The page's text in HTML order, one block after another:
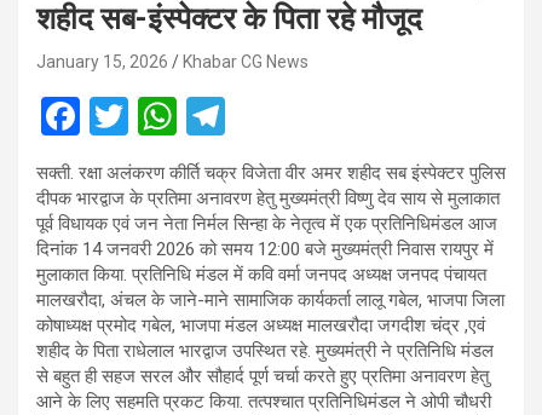
शहीद सब-इंस्पेक्टर के पिता रहे मौजूद
January 15, 2026 Khabar CG News
F
a
ce
b
o
o
k
T
wi
tt
er
W
h
at
s
A
p
p
el
e
gr
a
m
सक्ती. रक्षा अलंकरण कीर्ति चक्र विजेता वीर अमर शहीद सब इंस्पेक्टर पुलिस
दीपक भारद्वाज के प्रतिमा अनावरण हेतु मुख्यमंत्री विष्णु देव साय से मुलाकात
पूर्व विधायक एवं जन नेता निर्मल सिन्हा के नेतृत्व में एक प्रतिनिधिमंडल आज
दिनांक 14 जनवरी 2026 को समय 12:00 बजे मुख्यमंत्री निवास रायपुर में
मुलाकात किया. प्रतिनिधि मंडल में कवि वर्मा जनपद अध्यक्ष जनपद पंचायत
मालखरौदा, अंचल के जाने-माने सामाजिक कार्यकर्ता लालू गबेल, भाजपा जिला
कोषाध्यक्ष प्रमोद गबेल, भाजपा मंडल अध्यक्ष मालखरौदा जगदीश चंद्र ,एवं
शहीद के पिता राधेलाल भारद्वाज उपस्थित रहे. मुख्यमंत्री ने प्रतिनिधि मंडल
से बहुत ही सहज सरल और सौहार्द पूर्ण चर्चा करते हुए प्रतिमा अनावरण हेतु
आने के लिए सहमति प्रकट किया. तत्पश्चात प्रतिनिधिमंडल ने ओपी चौधरी